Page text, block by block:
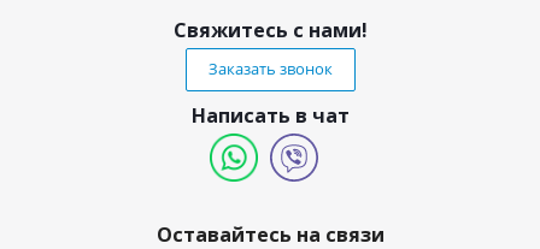
Свяжитесь с нами!
Заказать звонок
Написать в чат
Оставайтесь на связи